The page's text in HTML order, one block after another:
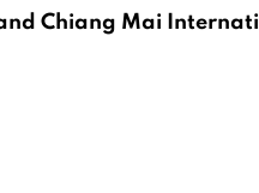
Chiang Mai